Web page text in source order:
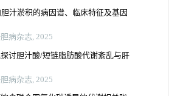
汁淤积的病因谱、临床特征及基因
病杂志, 2025
讨胆汁酸/短链脂肪酸代谢紊乱与肝
病杂志, 2025